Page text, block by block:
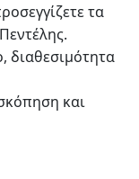
τα
διαθεσιμότητα
και